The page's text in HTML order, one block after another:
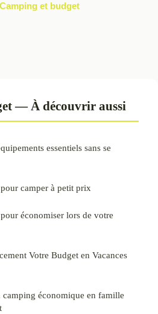
et budget
— À découvrir aussi
essentiels sans se
camper à petit prix
économiser lors de votre
Votre Budget en Vacances
économique en famille